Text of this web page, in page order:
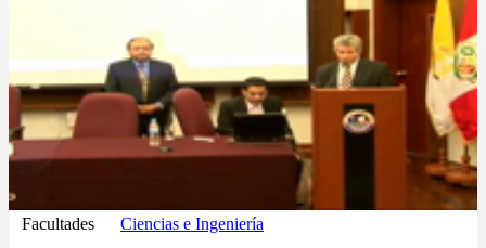
Facultades Ciencias e Ingeniería